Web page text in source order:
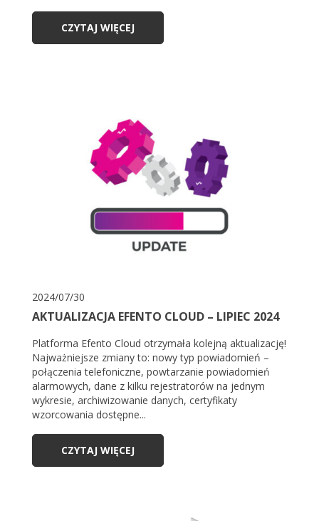
CZYTAJ WIĘCEJ
2024/07/30
AKTUALIZACJA EFENTO CLOUD – LIPIEC 2024
Platforma Efento Cloud otrzymała kolejną aktualizację!
Najważniejsze zmiany to: nowy typ powiadomień –
połączenia telefoniczne, powtarzanie powiadomień
alarmowych, dane z kilku rejestratorów na jednym
wykresie, archiwizowanie danych, certyfikaty
wzorcowania dostępne...
CZYTAJ WIĘCEJ